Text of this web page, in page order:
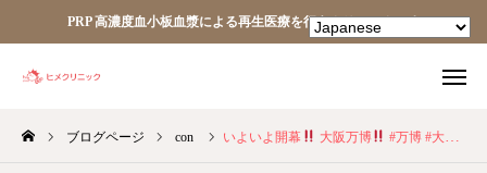
PRP 高濃度血小板血漿による再生医療を行うクリニックです
ブログページ con いよいよ開幕 大阪万博 #万博 #大阪 #大阪万博 #AI動画 #aimovie #ヒメクリニック #武藤ひめ
TEL facebook